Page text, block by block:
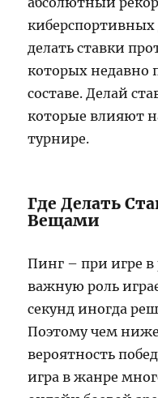
делать ставки
которых недавно
составе. Делай
которые влияют
турнире.
Где Делать
Вещами
Пинг – при игре
важную роль
секунд иногда
Поэтому чем
вероятность
игра в жанре